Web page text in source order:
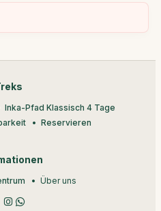
Inka-Pfad Klassisch 4 Tage
Reservieren
Über uns